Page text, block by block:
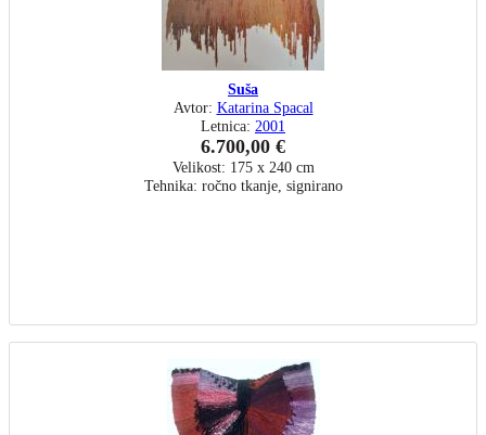
Suša
Avtor: Katarina Spacal
Letnica: 2001
6.700,00 €
Velikost: 175 x 240 cm
Tehnika: ročno tkanje, signirano